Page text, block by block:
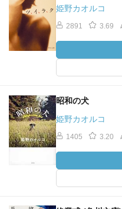
姫野カオルコ
2891 3.69
昭和の犬
姫野カオルコ
1405 3.20